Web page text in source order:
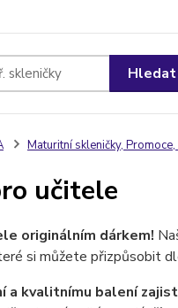
Hledat
Maturitní skleničky,
učitele
originálním dárkem!
si můžete přizpůsobit
a kvalitnímu balení